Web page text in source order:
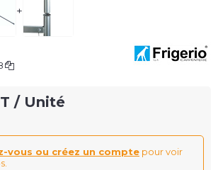
+
/ Unité
vous ou créez un compte pour voir